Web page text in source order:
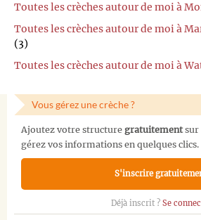
Toutes les crèches autour de moi à
Toutes les crèches autour de moi à
(3)
Toutes les crèches autour de moi à
Vous gérez une crèche ?
Ajoutez votre structure gratuitementsur
gérez vos informations en quelques clics.
S'inscrire
Déjà inscrit ? Se